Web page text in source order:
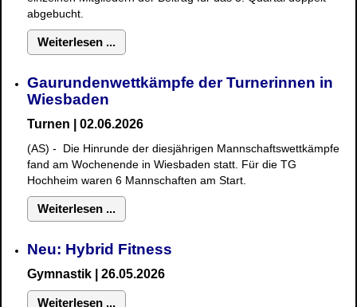
abgebucht.
Weiterlesen ...
Gaurundenwettkämpfe der Turnerinnen in
Wiesbaden
Turnen | 02.06.2026
(AS) - Die Hinrunde der diesjährigen Mannschaftswettkämpfe
fand am Wochenende in Wiesbaden statt. Für die TG
Hochheim waren 6 Mannschaften am Start.
Weiterlesen ...
Neu: Hybrid Fitness
Gymnastik | 26.05.2026
Weiterlesen ...